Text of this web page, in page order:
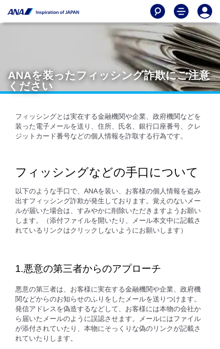
ANAを装ったフィッシング詐欺にご注意
ください
フィッシングとは実在する金融機関や企業、政府機関などを
装った電子メールを送り、住所、氏名、銀行口座番号、クレ
ジットカード番号などの個人情報を詐取する行為です。
フィッシングなどの手口について
以下のような手口で、ANAを装い、お客様の個人情報を盗み
出すフィッシング詐欺が発生しております。覚えのないメー
ルが届いた場合は、すみやかに削除いただきますようお願い
します。（添付ファイルを開いたり、メール本文中に記載さ
れているリンクはクリックしないようにお願いします）
1.悪意の第三者からのアプローチ
悪意の第三者は、お客様に実在する金融機関や企業、政府機
関などからのお知らせのふりをしたメールを送りつけます。
発信アドレスを偽造するなどして、お客様には本物の会社か
ら届いたメールのように誤認させます。メールにはファイル
が添付されていたり、本物にそっくりな偽のリンクが記載さ
れていたりします。